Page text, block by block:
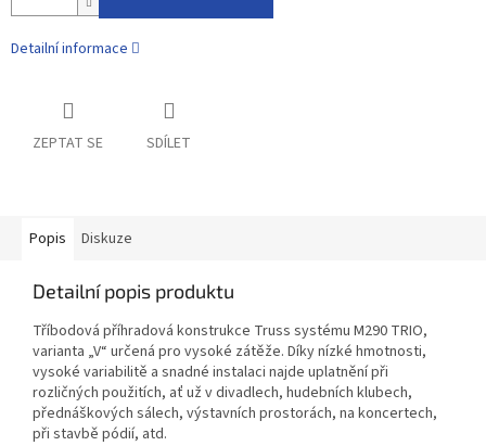
Detailní informace
ZEPTAT SE SDÍLET
Popis Diskuze
Detailní popis produktu
Tříbodová příhradová konstrukce Truss systému M290 TRIO,
varianta „V“ určená pro vysoké zátěže. Díky nízké hmotnosti,
vysoké variabilitě a snadné instalaci najde uplatnění při
rozličných použitích, ať už v divadlech, hudebních klubech,
přednáškových sálech, výstavních prostorách, na koncertech,
při stavbě pódií, atd.